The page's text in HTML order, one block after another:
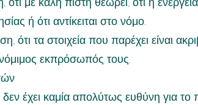
ή ότι αντίκειται στο νόμο.
ότι τα στοιχεία που παρέχει είναι
εκπρόσωπός τους.
έχει καμία απολύτως ευθύνη για